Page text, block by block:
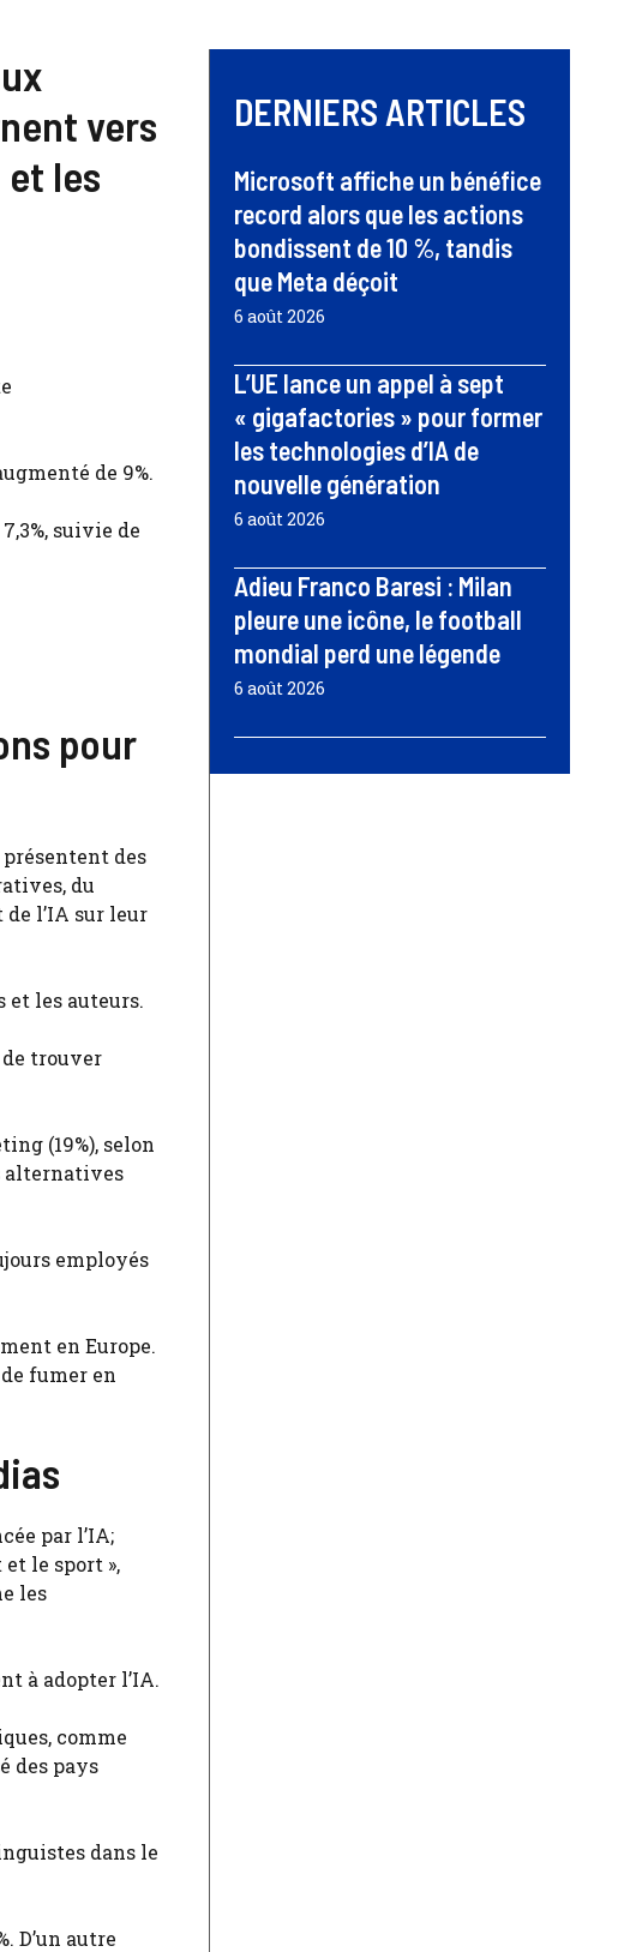
vers
les
de 9%.
suivie de
pour
des
du
l’IA sur leur
et les auteurs.
de trouver
(19%), selon
alternatives
employés
en Europe.
fumer en
par l’IA;
le sport »,
les
à adopter l’IA.
comme
des pays
dans le
D’un autre
DERNIERS ARTICLES
Microsoft affiche un bénéfice
record alors que les actions
bondissent de 10 %, tandis
que Meta déçoit
6 août 2026
L’UE lance un appel à sept
« gigafactories » pour former
les technologies d’IA de
nouvelle génération
6 août 2026
Adieu Franco Baresi : Milan
pleure une icône, le football
mondial perd une légende
6 août 2026